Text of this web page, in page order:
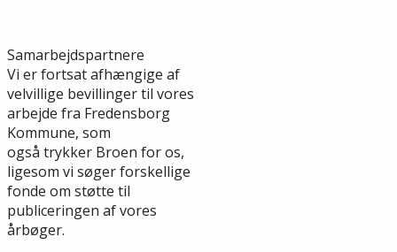
Samarbejdspartnere
Vi er fortsat afhængige af
velvillige bevillinger til vores
arbejde fra Fredensborg
Kommune, som
også trykker Broen for os,
ligesom vi søger forskellige
fonde om støtte til
publiceringen af vores
årbøger.